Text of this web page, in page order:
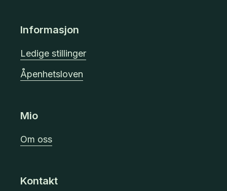
Informasjon
Ledige stillinger
Åpenhetsloven
Mio
Om oss
Kontakt